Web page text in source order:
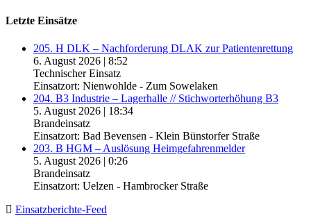
Letzte Einsätze
205. H DLK – Nachforderung DLAK zur Patientenrettung
6. August 2026 | 8:52
Technischer Einsatz
Einsatzort: Nienwohlde - Zum Sowelaken
204. B3 Industrie – Lagerhalle // Stichworterhöhung B3
5. August 2026 | 18:34
Brandeinsatz
Einsatzort: Bad Bevensen - Klein Bünstorfer Straße
203. B HGM – Auslösung Heimgefahrenmelder
5. August 2026 | 0:26
Brandeinsatz
Einsatzort: Uelzen - Hambrocker Straße
Einsatzberichte-Feed